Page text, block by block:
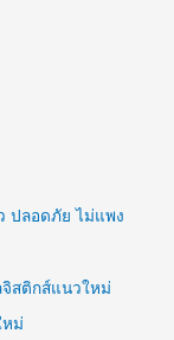
ปลอดภัย ไม่แพง
สติกส์แนวใหม่
หม่